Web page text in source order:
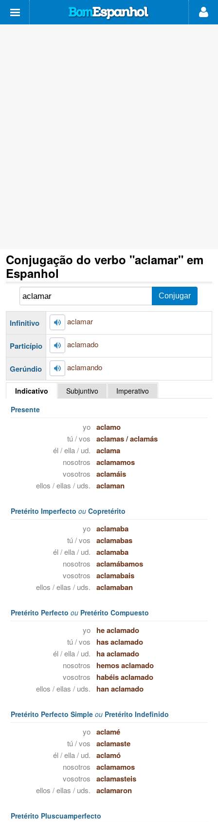
Conjugação do verbo "aclamar" em
Espanhol
Infinitivo aclamar
Particípio aclamado
Gerúndio aclamando
Indicativo Subjuntivo
Imperativo
Presente
yo aclamo
tú / vos aclamas/aclamás
él / ella / ud. aclama
nosotros aclamamos
vosotros aclamáis
ellos / ellas / uds. aclaman
Pretérito Imperfecto ou Copretérito
yo aclamaba
tú / vos aclamabas
él / ella / ud. aclamaba
nosotros aclamábamos
vosotros aclamabais
ellos / ellas / uds. aclamaban
Pretérito Perfecto ou Pretérito Compuesto
yo he aclamado
tú / vos has aclamado
él / ella / ud. ha aclamado
nosotros hemos aclamado
vosotros habéis aclamado
ellos / ellas / uds. han aclamado
Pretérito Perfecto Simple ou Pretérito Indefinido
yo aclamé
tú / vos aclamaste
él / ella / ud. aclamó
nosotros aclamamos
vosotros aclamasteis
ellos / ellas / uds. aclamaron
Pretérito Pluscuamperfecto